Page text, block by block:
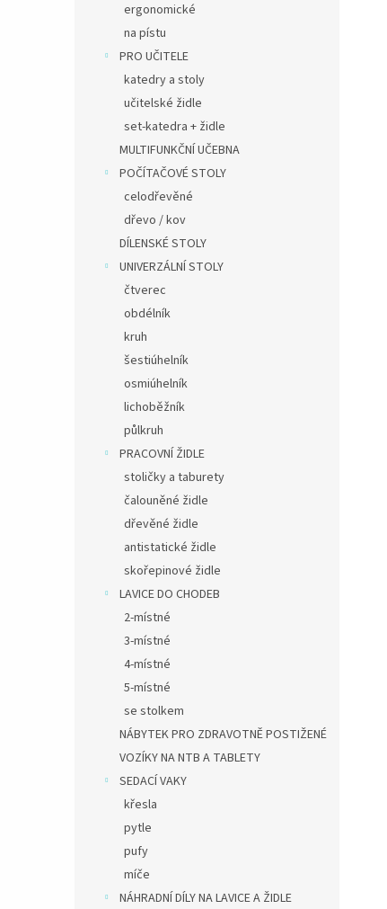
ergonomické
na pístu
PRO UČITELE
katedry a stoly
učitelské židle
set-katedra + židle
MULTIFUNKČNÍ UČEBNA
POČÍTAČOVÉ STOLY
celodřevěné
dřevo / kov
DÍLENSKÉ STOLY
UNIVERZÁLNÍ STOLY
čtverec
obdélník
kruh
šestiúhelník
osmiúhelník
lichoběžník
půlkruh
PRACOVNÍ ŽIDLE
stoličky a taburety
čalouněné židle
dřevěné židle
antistatické židle
skořepinové židle
LAVICE DO CHODEB
2-místné
3-místné
4-místné
5-místné
se stolkem
NÁBYTEK PRO ZDRAVOTNĚ POSTIŽENÉ
VOZÍKY NA NTB A TABLETY
SEDACÍ VAKY
křesla
pytle
pufy
míče
NÁHRADNÍ DÍLY NA LAVICE A ŽIDLE